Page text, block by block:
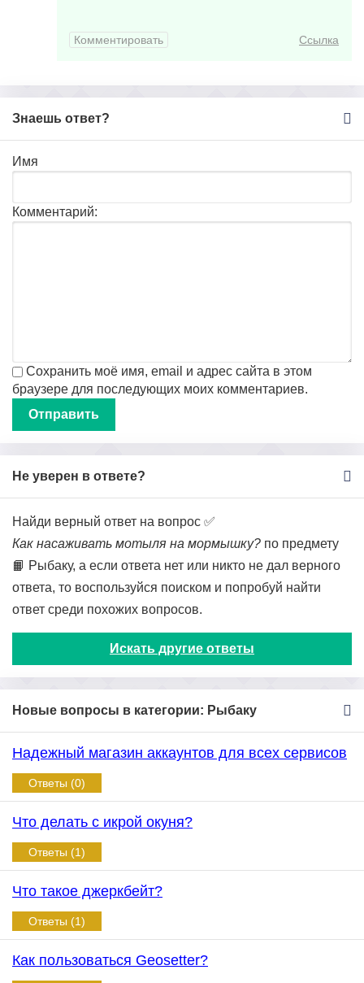
Комментировать Ссылка
Знаешь ответ?
Имя
Комментарий:
Сохранить моё имя, email и адрес сайта в этом
браузере для последующих моих комментариев.
Не уверен в ответе?
Найди верный ответ на вопрос ✅
Как насаживать мотыля на мормышку? по предмету
📙 Рыбаку, а если ответа нет или никто не дал верного
ответа, то воспользуйся поиском и попробуй найти
ответ среди похожих вопросов.
Искать другие ответы
Новые вопросы в категории: Рыбаку
Надежный магазин аккаунтов для всех сервисов
Ответы (0)
Что делать с икрой окуня?
Ответы (1)
Что такое джеркбейт?
Ответы (1)
Как пользоваться Geosetter?